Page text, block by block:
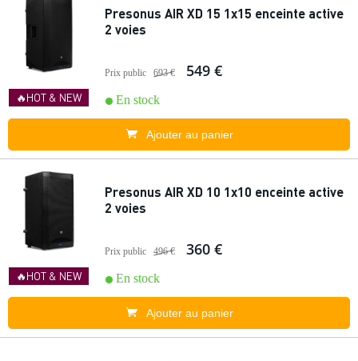
🔥HOT & NEW
Presonus AIR XD 15 1x15 enceinte active
2 voies
Prix public 693 € 549 €
En stock
Ajouter au panier
🔥HOT & NEW
Presonus AIR XD 10 1x10 enceinte active
2 voies
Prix public 496 € 360 €
En stock
Ajouter au panier